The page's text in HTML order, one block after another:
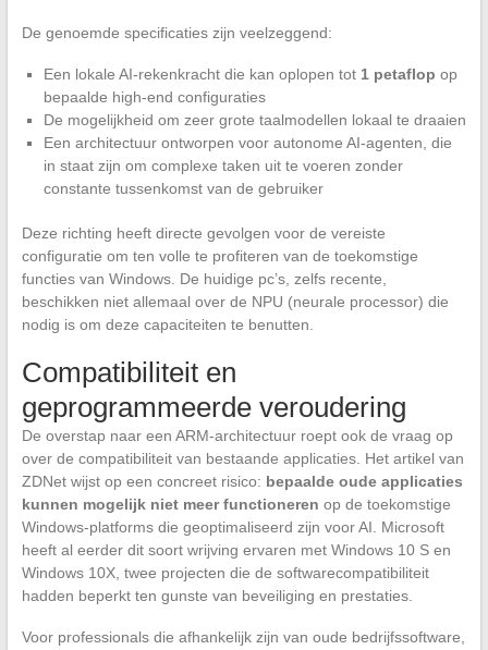
De genoemde specificaties zijn veelzeggend:
Een lokale AI-rekenkracht die kan oplopen tot 1 petaflop op
bepaalde high-end configuraties
De mogelijkheid om zeer grote taalmodellen lokaal te draaien
Een architectuur ontworpen voor autonome AI-agenten, die
in staat zijn om complexe taken uit te voeren zonder
constante tussenkomst van de gebruiker
Deze richting heeft directe gevolgen voor de vereiste
configuratie om ten volle te profiteren van de toekomstige
functies van Windows. De huidige pc’s, zelfs recente,
beschikken niet allemaal over de NPU (neurale processor) die
nodig is om deze capaciteiten te benutten.
Compatibiliteit en
geprogrammeerde veroudering
De overstap naar een ARM-architectuur roept ook de vraag op
over de compatibiliteit van bestaande applicaties. Het artikel van
ZDNet wijst op een concreet risico: bepaalde oude applicaties
kunnen mogelijk niet meer functioneren op de toekomstige
Windows-platforms die geoptimaliseerd zijn voor AI. Microsoft
heeft al eerder dit soort wrijving ervaren met Windows 10 S en
Windows 10X, twee projecten die de softwarecompatibiliteit
hadden beperkt ten gunste van beveiliging en prestaties.
Voor professionals die afhankelijk zijn van oude bedrijfssoftware,